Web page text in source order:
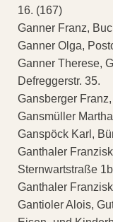
16. (167)
Ganner Franz,
Ganner Olga,
Ganner Therese,
Defreggerstr. 35.
Gansberger
Gansmüller
Ganspöck Karl,
Ganthaler
Sternwartstraße 1b
Ganthaler
Gantioler Alois,